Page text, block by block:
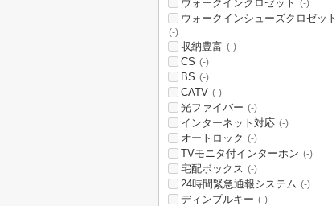
ウォークインクロゼット (-)
ウォークインシューズクロゼット
(-)
収納豊富 (-)
CS (-)
BS (-)
CATV (-)
光ファイバー (-)
インターネット対応 (-)
オートロック (-)
TVモニタ付インターホン (-)
宅配ボックス (-)
24時間緊急通報システム (-)
ディンプルキー (-)